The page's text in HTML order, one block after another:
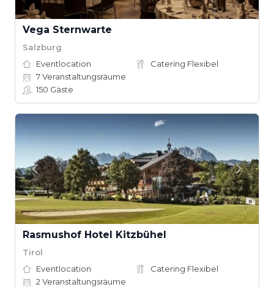
Vega Sternwarte
Salzburg
Eventlocation
Catering Flexibel
7Veranstaltungsräume
150 Gäste
Rasmushof Hotel Kitzbühel
Tirol
Eventlocation
Catering Flexibel
2 Veranstaltungsräume